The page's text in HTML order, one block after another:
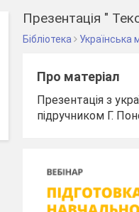
Презентація "
Бібліотека Українська
Про матеріал
Презентація з
підручником Г.